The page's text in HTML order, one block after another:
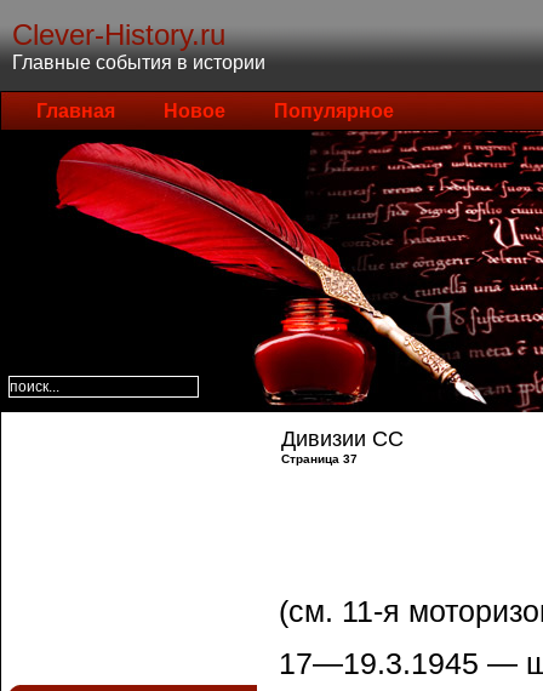
Clever-History.ru
Главные события в истории
Главная Новое Популярное
Дивизии СС
Страница 37
(см. 11-я
17—19.3.1945 —